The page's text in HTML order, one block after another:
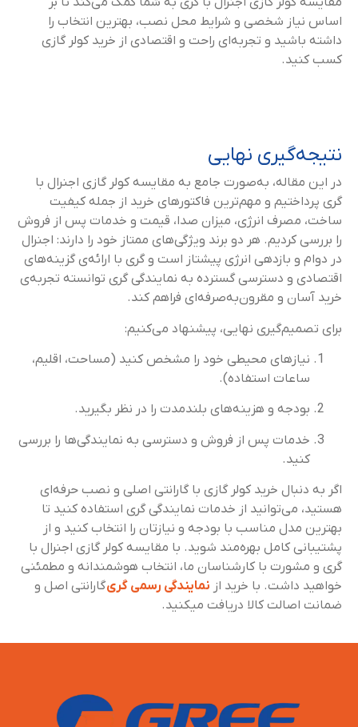
اساس نیاز شخصی و شرایط محل نصب، بهترین انتخاب را
داشته باشید و تجربه‌ای راحت و اقتصادی از خرید کولر گازی
کسب کنید.
نتیجه‌گیری نهایی
در این مقاله، به‌صورت جامع به مقایسه کولر گازی اجنرال با
گری پرداختیم و مهم‌ترین فاکتورهای خرید از جمله کیفیت
ساخت، مصرف انرژی، میزان صدا، قیمت و خدمات پس از فروش
را بررسی کردیم. هر دو برند ویژگی‌های ممتاز خود را دارند: اجنرال
در دوام و بازدهی انرژی پیشتاز است و گری با ارائه‌ی گزینه‌های
اقتصادی و دسترسی گسترده به نمایندگی گری توانسته تجربه‌ی
خرید آسان و مقرون‌به‌صرفه‌ای فراهم کند.
برای تصمیم‌گیری نهایی، پیشنهاد می‌کنیم:
نیازهای محیطی خود را مشخص کنید (مساحت، اقلیم،
ساعات استفاده).
بودجه و هزینه‌های بلندمدت را در نظر بگیرید.
خدمات پس از فروش و دسترسی به نمایندگی‌ها را بررسی
کنید.
اگر به دنبال خرید کولر گازی با گارانتی اصلی و نصب حرفه‌ای
هستید، می‌توانید از خدمات نمایندگی گری استفاده کنید تا
بهترین مدل مناسب با بودجه و نیازتان را انتخاب کنید و از
پشتیبانی کامل بهره‌مند شوید. با مقایسه کولر گازی اجنرال با
گری و مشورت با کارشناسان ما، انتخاب هوشمندانه و مطمئنی
خواهید داشت. با خرید از نمایندگی رسمی گریگارانتی اصل و
ضمانت اصالت کالا دریافت میکنید.